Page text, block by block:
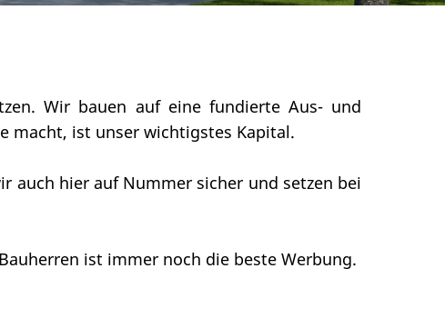
Wir bauen auf eine fundierte Aus- und
macht, ist unser wichtigstes Kapital.
auch hier auf Nummer sicher und setzen bei
ist immer noch die beste Werbung.